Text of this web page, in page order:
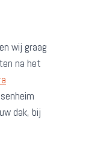
wij graag
na het
dak, bij